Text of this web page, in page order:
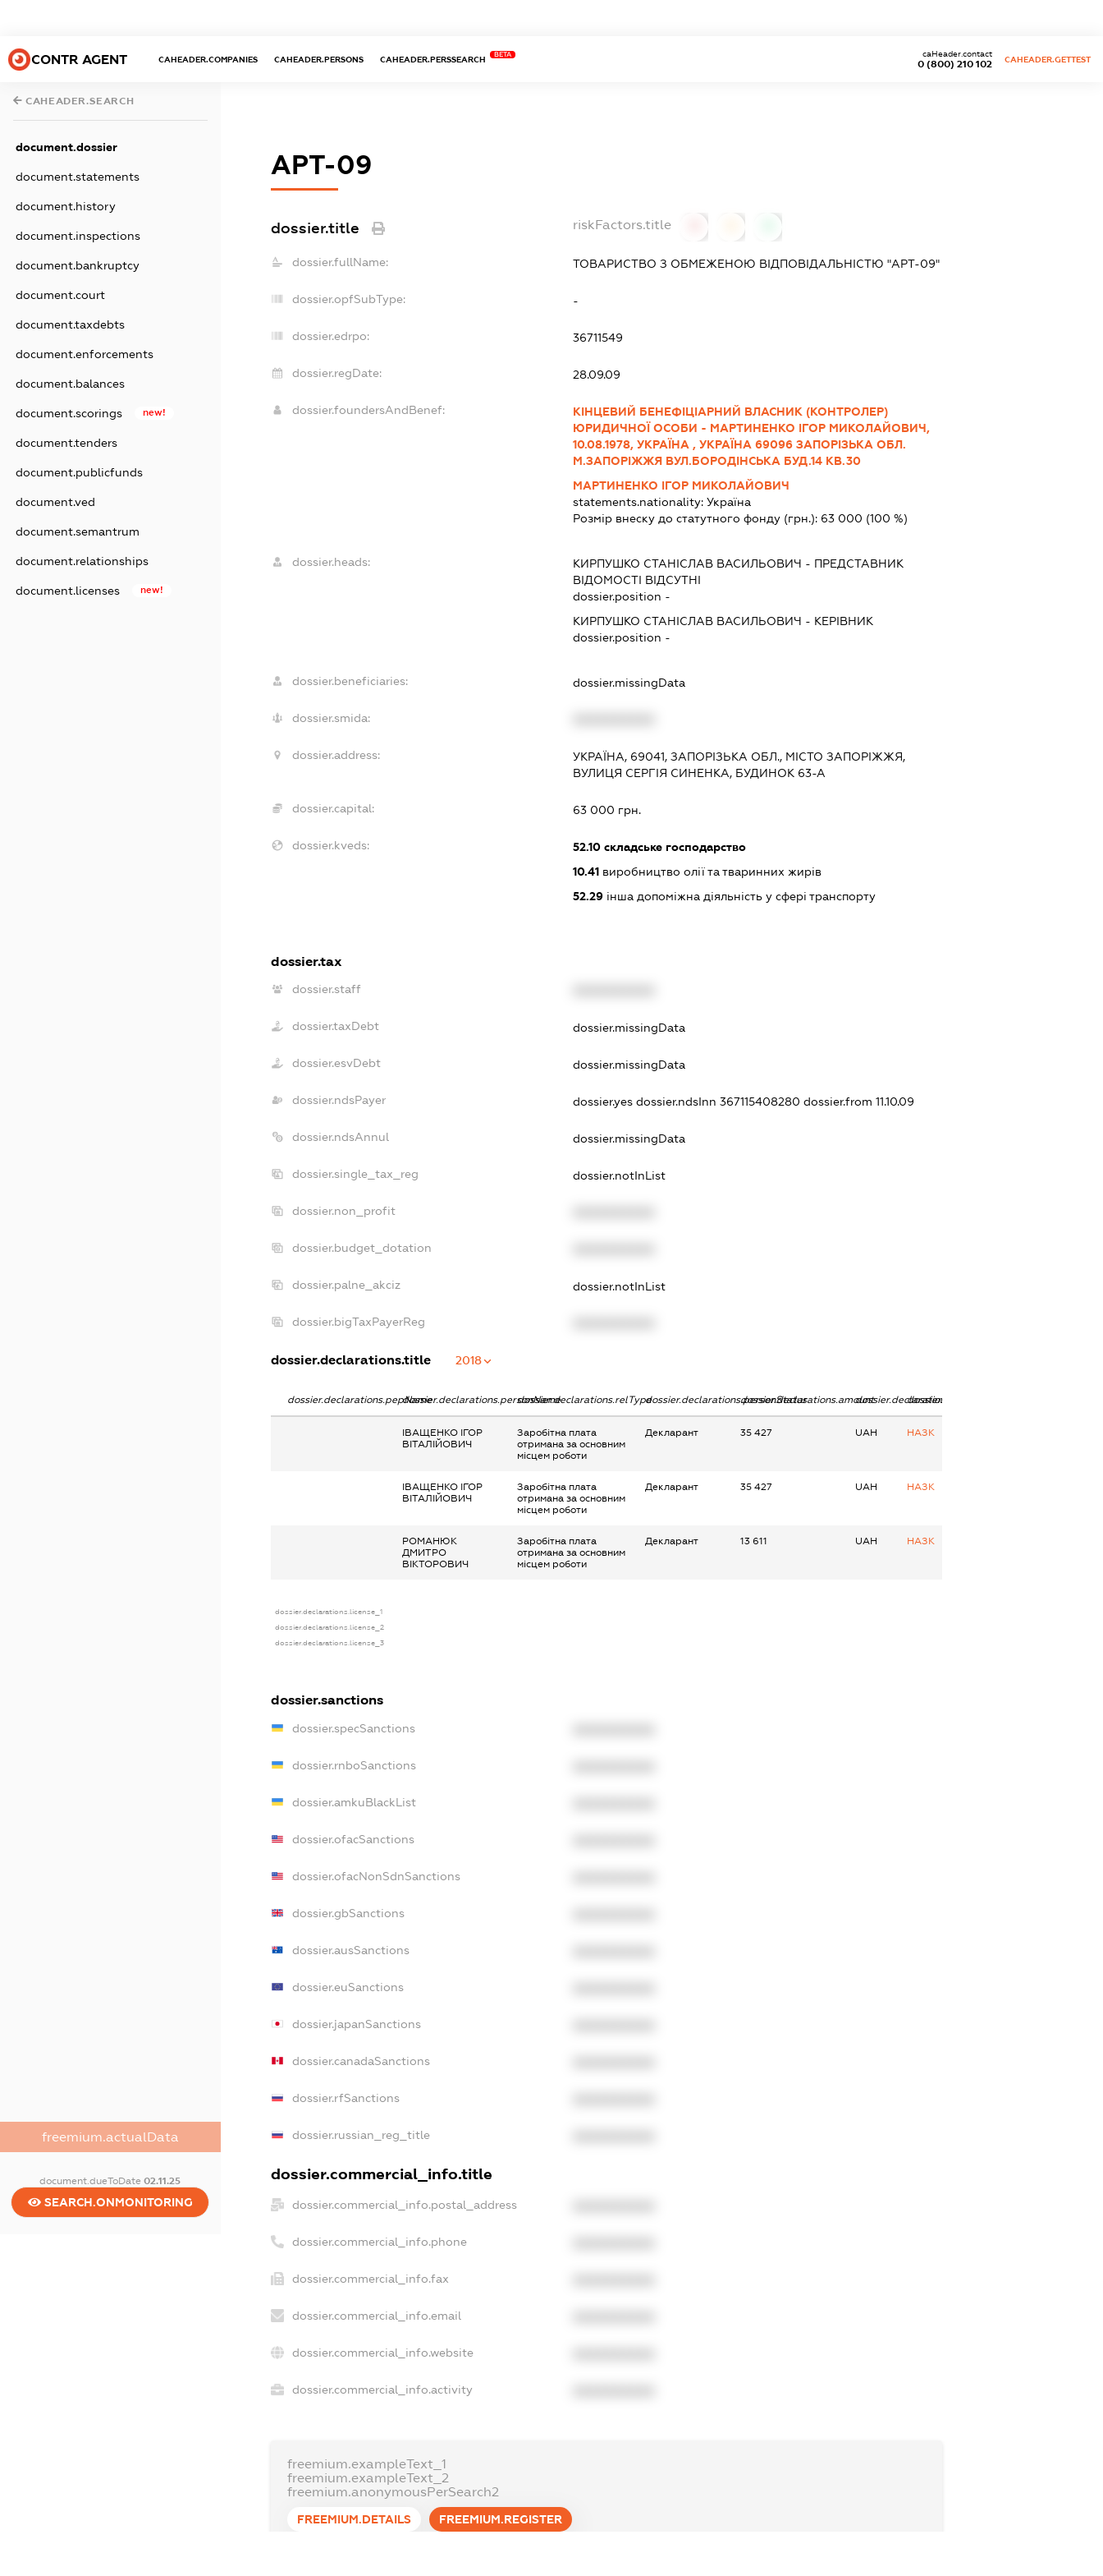
CONTR AGENT CAHEADER.COMPANIES CAHEADER.PERSONS CAHEADER.PERSSEARCH
BETA
0 (800) 210 102
caHeader.contact
CAHEADER.GETTEST
CAHEADER.SEARCH
document.dossier
document.statements
document.history
document.inspections
document.bankruptcy
document.court
document.taxdebts
document.enforcements
document.balances
document.scorings new!
document.tenders
document.publicfunds
document.ved
document.semantrum
document.relationships
document.licenses new!
freemium.actualData
document.dueToDate02.11.25
SEARCH.ONMONITORING
АРТ-09
dossier.title riskFactors.title
dossier.fullName: ТОВАРИСТВО З ОБМЕЖЕНОЮ ВІДПОВІДАЛЬНІСТЮ "АРТ-09"
dossier.opfSubType: -
dossier.edrpo: 36711549
dossier.regDate: 28.09.09
dossier.foundersAndBenef:
КІНЦЕВИЙ БЕНЕФІЦІАРНИЙ ВЛАСНИК (КОНТРОЛЕР)
ЮРИДИЧНОЇ ОСОБИ - МАРТИНЕНКО ІГОР МИКОЛАЙОВИЧ,
10.08.1978, УКРАЇНА , УКРАЇНА 69096 ЗАПОРІЗЬКА ОБЛ.
М.ЗАПОРІЖЖЯ ВУЛ.БОРОДІНСЬКА БУД.14 КВ.30
МАРТИНЕНКО ІГОР МИКОЛАЙОВИЧ
statements.nationality:Україна
Розмір внеску до статутного фонду (грн.): 63 000 (100 %)
dossier.heads: КИРПУШКО СТАНІСЛАВ ВАСИЛЬОВИЧ - ПРЕДСТАВНИК
ВІДОМОСТІ ВІДСУТНІ
dossier.position -
КИРПУШКО СТАНІСЛАВ ВАСИЛЬОВИЧ - КЕРІВНИК
dossier.position -
dossier.beneficiaries: dossier.missingData
dossier.smida:
dossier.address:
УКРАЇНА, 69041, ЗАПОРІЗЬКА ОБЛ., МІСТО ЗАПОРІЖЖЯ,
ВУЛИЦЯ СЕРГІЯ СИНЕНКА, БУДИНОК 63-А
dossier.capital: 63 000 грн.
dossier.kveds: 52.10 складське господарство
10.41 виробництво олії та тваринних жирів
52.29 інша допоміжна діяльність у сфері транспорту
dossier.tax
dossier.staff
dossier.taxDebt dossier.missingData
dossier.esvDebt dossier.missingData
dossier.ndsPayer dossier.yesdossier.ndsInn 367115408280dossier.from 11.10.09
dossier.ndsAnnul dossier.missingData
dossier.single_tax_reg dossier.notInList
dossier.non_profit
dossier.budget_dotation
dossier.palne_akciz dossier.notInList
dossier.bigTaxPayerReg
dossier.declarations.title 2018
dossier.declarations.pepNamedossier.declarations.personNamedossier.declarations.relTypedossier.declarations.personStatusdossier.declarations.amountdossier.declarations.currency
dossier.declarations.source
ІВАЩЕНКО ІГОР
ВІТАЛІЙОВИЧ
Заробітна плата
отримана за основним
місцем роботи
Декларант 35 427 UAH НАЗК
ІВАЩЕНКО ІГОР
ВІТАЛІЙОВИЧ
Заробітна плата
отримана за основним
місцем роботи
Декларант 35 427 UAH НАЗК
РОМАНЮК
ДМИТРО
ВІКТОРОВИЧ
Заробітна плата
отримана за основним
місцем роботи
Декларант 13 611 UAH НАЗК
dossier.declarations.license_1
dossier.declarations.license_2
dossier.declarations.license_3
dossier.sanctions
dossier.specSanctions
dossier.rnboSanctions
dossier.amkuBlackList
dossier.ofacSanctions
dossier.ofacNonSdnSanctions
dossier.gbSanctions
dossier.ausSanctions
dossier.euSanctions
dossier.japanSanctions
dossier.canadaSanctions
dossier.rfSanctions
dossier.russian_reg_title
dossier.commercial_info.title
dossier.commercial_info.postal_address
dossier.commercial_info.phone
dossier.commercial_info.fax
dossier.commercial_info.email
dossier.commercial_info.website
dossier.commercial_info.activity
freemium.exampleText_1
freemium.exampleText_2
freemium.anonymousPerSearch2
FREEMIUM.DETAILS FREEMIUM.REGISTER